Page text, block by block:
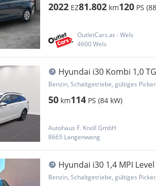
2022 EZ81.802 km120 PS
OutletCars.at - Wels
4600 Wels
Hyundai i30 Kombi 1,0
Benzin, Schaltgetriebe, gültiges
50 km114 PS (84 kW)
Autohaus F. Knoll GmbH
8665 Langenwang
Hyundai i30 1,4 MPI
Benzin, Schaltgetriebe, gültiges